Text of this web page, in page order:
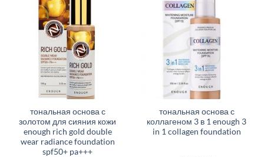
тональная основа с
золотом для сияния кожи
enough rich gold double
wear radiance foundation
spf50+ pa+++
тональная основа с
коллагеном 3 в 1 enough 3
in 1 collagen foundation